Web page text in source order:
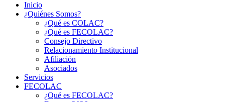
Inicio
¿Quiénes Somos?
¿Qué es COLAC?
¿Qué es FECOLAC?
Consejo Directivo
Relacionamiento Institucional
Afiliación
Asociados
Servicios
FECOLAC
¿Qué es FECOLAC?